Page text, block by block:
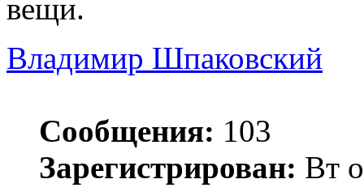
вещи.
Владимир Шпаковский
Сообщения: 103
Зарегистрирован: Вт